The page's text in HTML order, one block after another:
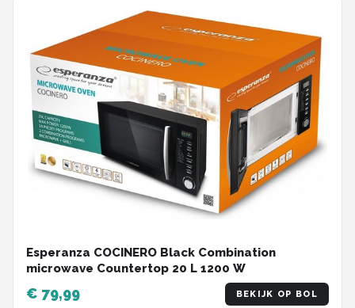
Esperanza COCINERO Black Combination
microwave Countertop 20 L 1200 W
€ 79,99 BEKIJK OP BOL